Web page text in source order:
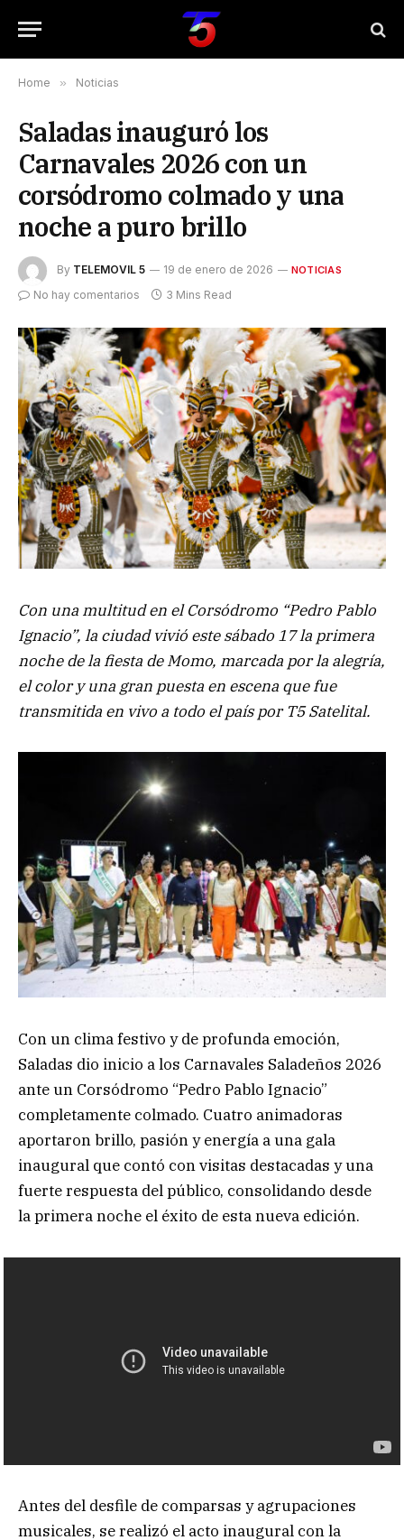
Home » Noticias
Saladas inauguró los
Carnavales 2026 con un
corsódromo colmado y una
noche a puro brillo
By TELEMOVIL 5 19 de enero de 2026 NOTICIAS
No hay comentarios 3 Mins Read
Con una multitud en el Corsódromo “Pedro Pablo
Ignacio”, la ciudad vivió este sábado 17 la primera
noche de la fiesta de Momo, marcada por la alegría,
el color y una gran puesta en escena que fue
transmitida en vivo a todo el país por T5 Satelital.
Con un clima festivo y de profunda emoción,
Saladas dio inicio a los Carnavales Saladeños 2026
ante un Corsódromo “Pedro Pablo Ignacio”
completamente colmado. Cuatro animadoras
aportaron brillo, pasión y energía a una gala
inaugural que contó con visitas destacadas y una
fuerte respuesta del público, consolidando desde
la primera noche el éxito de esta nueva edición.
Antes del desfile de comparsas y agrupaciones
musicales, se realizó el acto inaugural con la